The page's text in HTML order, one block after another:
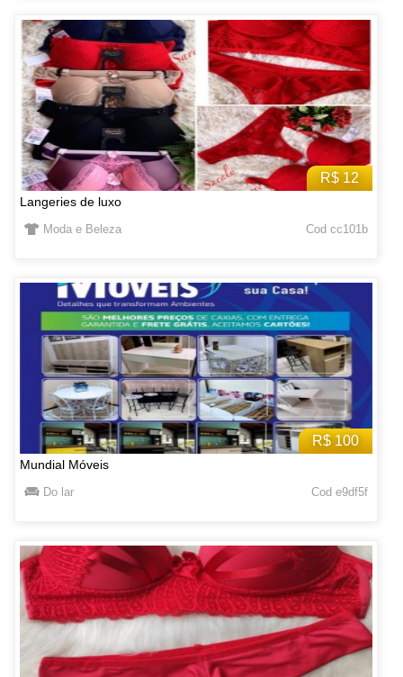
R$ 12
Langeries de luxo
Moda e Beleza Cod cc101b
R$ 100
Mundial Móveis
Do lar Cod e9df5f